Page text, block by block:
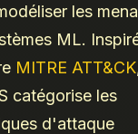
les
ML.
MITRE ATT&CK
catégorise les
d'attaque